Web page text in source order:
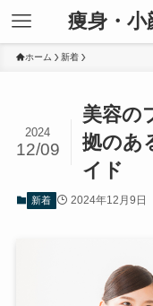
痩身・
ホーム 新着
美容の
拠のあ
イド
2024
12/09
新着 2024年12月9日